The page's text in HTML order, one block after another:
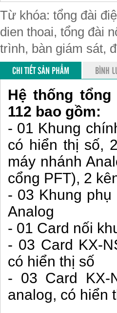
Từ khóa: tổng đài
dien thoai, tổng đài
trình, bàn giám sát,
CHI TIẾT SẢN PHẨM BÌNH
Hệ thống tổng
112 bao gồm:
- 01 Khung
có hiển thị số,
máy nhánh
cổng PFT), 2
- 03 Khung
Analog
- 01 Card nối
- 03 Card KX-
có hiển thị số
- 03 Card KX-
analog, có hiển